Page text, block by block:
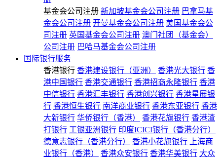
基金会公司注册 新加坡基金会公司注册 巴拿马基
金会公司注册 开曼基金会公司注册 美国基金会公
司注册 英国基金会公司注册 澳门社团（基金会）
公司注册 巴哈马基金会公司注册
国际银行服务
香港银行 香港建设银行（亚洲） 香港光大银行 香
港中国银行 香港交通银行 香港招商永隆银行 香港
中信银行 香港汇丰银行 香港创兴银行 香港星展银
行 香港恒生银行 南洋商业银行 香港东亚银行 香港
大新银行 华侨银行（香港） 香港花旗银行 香港渣
打银行 工银亚洲银行 印度ICICI银行（香港分行）
德意志银行（香港分行）
香港小花旗银行
上海商
业银行（香港）
香港众安银行 香港华美银行 大众